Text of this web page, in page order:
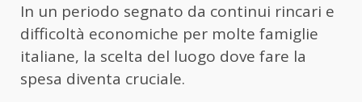
In un periodo segnato da continui rincari e
difficoltà economiche per molte famiglie
italiane, la scelta del luogo dove fare la
spesa diventa cruciale.